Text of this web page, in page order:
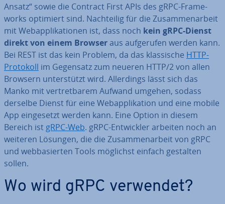
Ansatz“ sowie die Contract First APIs des gRPC-Frame­
works optimiert sind. Nach­tei­lig für die Zu­sam­men­ar­beit
mit Web­ap­pli­ka­tio­nen ist, dass noch kein gRPC-Dienst
direkt von einem Browseraus auf­ge­ru­fen werden kann.
Bei REST ist das kein Problem, da das klas­si­sche HTTP-
Protokoll im Gegensatz zum neueren HTTP/2 von allen
Browsern un­ter­stützt wird. Al­ler­dings lässt sich das
Manko mit ver­tret­ba­rem Aufwand umgehen, sodass
derselbe Dienst für eine Web­ap­pli­ka­ti­on und eine mobile
App ein­ge­setzt werden kann. Eine Option in diesem
Bereich ist gRPC-Web. gRPC-Ent­wick­ler arbeiten noch an
weiteren Lösungen, die die Zu­sam­men­ar­beit von gRPC
und web­ba­sier­ten Tools möglichst einfach gestalten
sollen.
Wo wird gRPC verwendet?